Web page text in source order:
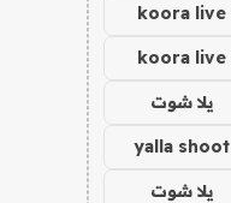
koora live
koora live
يلا شوت
yalla shoot
يلا شوت